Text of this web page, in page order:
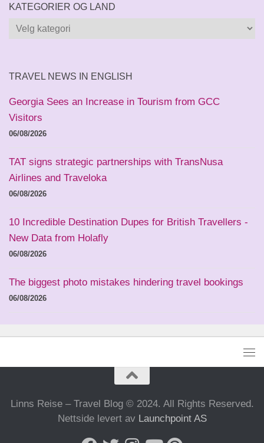
KATEGORIER OG LAND
Kategorier
TRAVEL NEWS IN ENGLISH
Georgia Sees an Increase in Tourism from GCC
Visitors
06/08/2026
TAT signs strategic partnerships with TransNusa
Airlines and Traveloka
06/08/2026
10 Incredible Destination Dupes for British Travellers -
New Data from Holafly
06/08/2026
The biggest photo mistakes hindering travel bookings
06/08/2026
Linns Reise – Travel Blog © 2024. All Rights Reserved.
Nettside levert av Launchpoint AS